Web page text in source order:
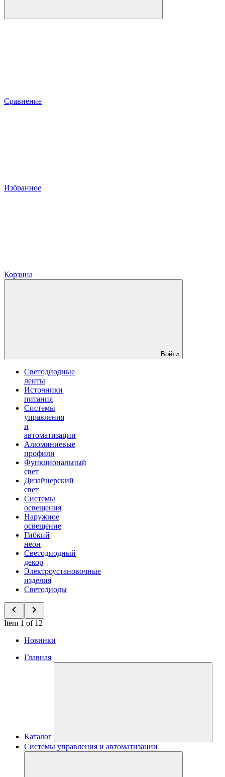
Сравнение
Избранное
Корзина
Войти
Светодиодные
ленты
Источники
питания
Системы
управления
и
автоматизации
Алюминиевые
профили
Функциональный
свет
Дизайнерский
свет
Системы
освещения
Наружное
освещение
Гибкий
неон
Светодиодный
декор
Электроустановочные
изделия
Светодиоды
Item 1 of 12
Новинки
Главная
Каталог
Системы управления и автоматизации